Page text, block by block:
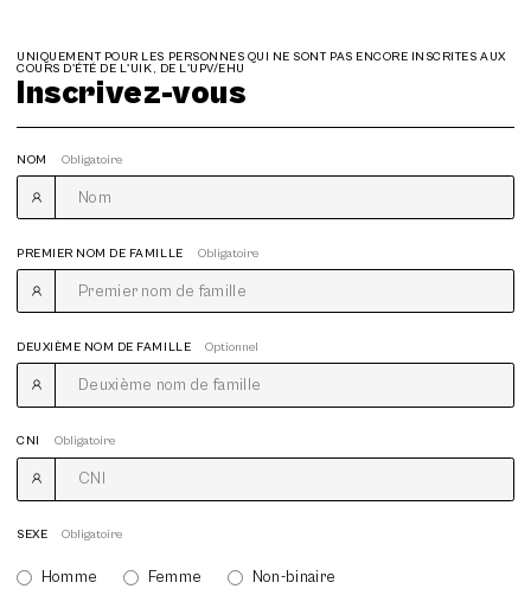
UNIQUEMENT POUR LES PERSONNES QUI NE SONT PAS ENCORE INSCRITES AUX
COURS D'ÉTÉ DE L'UIK, DE L'UPV/EHU
Inscrivez-vous
NOM Obligatoire
PREMIER NOM DE FAMILLE Obligatoire
DEUXIÈME NOM DE FAMILLE Optionnel
CNI Obligatoire
SEXE Obligatoire
Homme Femme Non-binaire